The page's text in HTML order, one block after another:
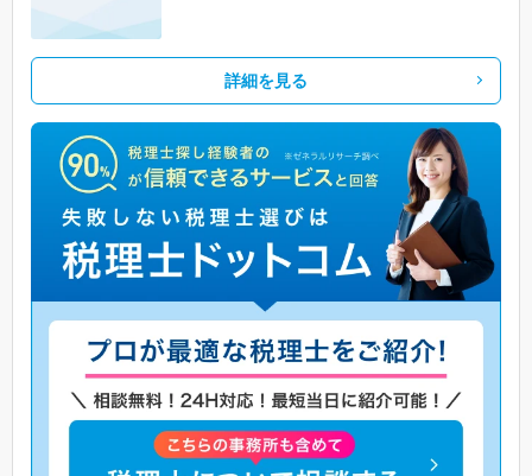
詳細を見る